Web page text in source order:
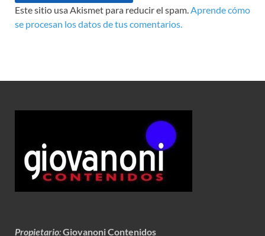
Este sitio usa Akismet para reducir el spam.Aprende cómo
se procesan los datos de tus comentarios.
Propietario:Giovanoni Contenidos